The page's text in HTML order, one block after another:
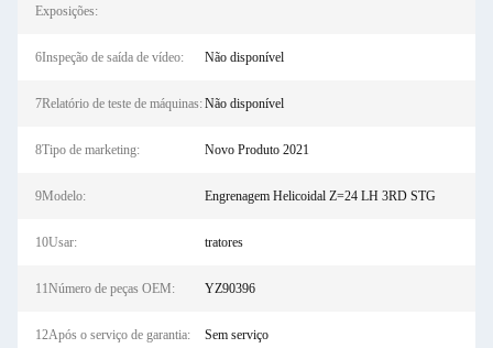
Exposições:
6Inspeção de saída de vídeo: Não disponível
7Relatório de teste de máquinas:Não disponível
8Tipo de marketing: Novo Produto 2021
9Modelo: Engrenagem Helicoidal Z=24 LH 3RD STG
10Usar: tratores
11Número de peças OEM: YZ90396
12Após o serviço de garantia: Sem serviço